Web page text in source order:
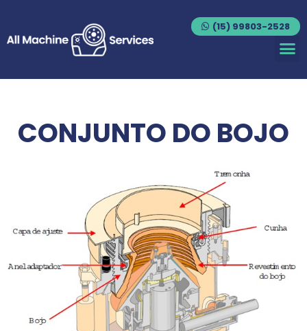
(15) 99803-2528
CONJUNTO DO BOJO